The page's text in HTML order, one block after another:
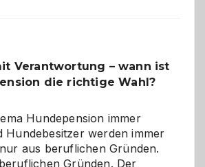
Verantwortung – wann ist
die richtige Wahl?
Hundepension immer
Hundebesitzer werden immer
aus beruflichen Gründen.
Gründen. Der